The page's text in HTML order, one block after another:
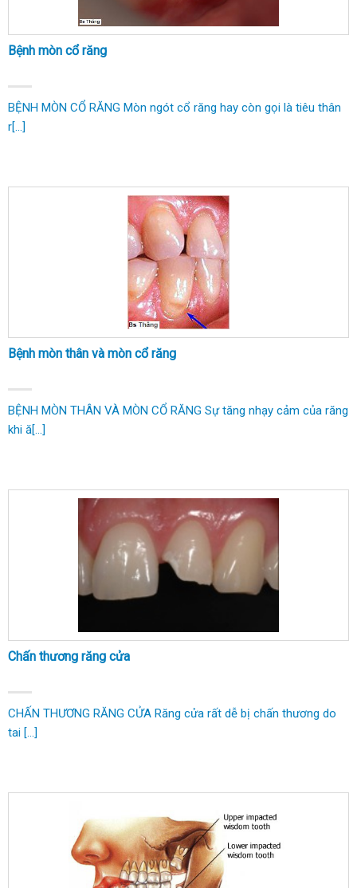
Bệnh mòn cổ răng
BỆNH MÒN CỔ RĂNG Mòn ngót cổ răng hay còn gọi là tiêu thân
r[...]
Bệnh mòn thân và mòn cổ răng
BỆNH MÒN THÂN VÀ MÒN CỔ RĂNG Sự tăng nhạy cảm của răng
khi ă[...]
Chấn thương răng cửa
CHẤN THƯƠNG RĂNG CỬA Răng cửa rất dễ bị chấn thương do
tai [...]